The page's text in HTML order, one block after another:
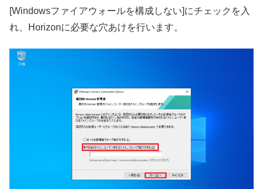
[Windowsファイアウォールを構成しない]にチェックを入
れ、Horizonに必要な穴あけを行います。